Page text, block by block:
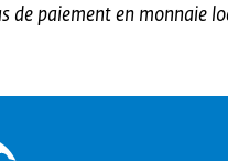
de paiement en monnaie